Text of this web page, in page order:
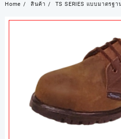
Home สินค้า TS SERIES แบบมาตรฐา